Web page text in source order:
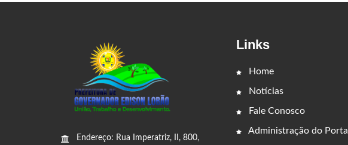
Endereço: Rua Imperatriz, II, 800,
Links
Home
Notícias
Fale Conosco
Administração do Portal